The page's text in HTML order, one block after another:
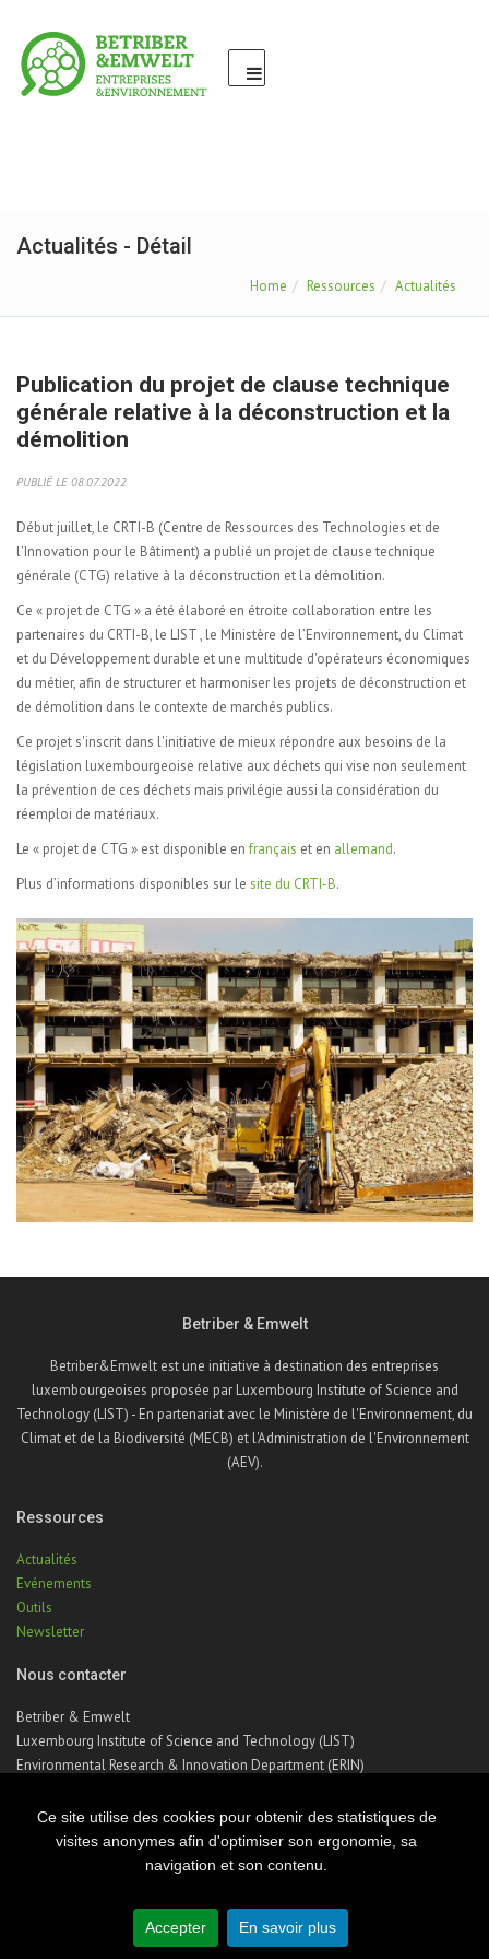
Ce site utilise des cookies pour obtenir des statistiques de
visites anonymes afin d'optimiser son ergonomie, sa
navigation et son contenu.
Accepter En savoir plus
Actualités - Détail
Home Ressources Actualités
Publication du projet de clause technique
générale relative à la déconstruction et la
démolition
PUBLIÉ LE 08.07.2022
Début juillet, le CRTI-B (Centre de Ressources des Technologies et de
l'Innovation pour le Bâtiment) a publié un projet de clause technique
générale (CTG) relative à la déconstruction et la démolition.
Ce « projet de CTG » a été élaboré en étroite collaboration entre les
partenaires du CRTI-B, le LIST , le Ministère de l’Environnement, du Climat
et du Développement durable et une multitude d'opérateurs économiques
du métier, afin de structurer et harmoniser les projets de déconstruction et
de démolition dans le contexte de marchés publics.
Ce projet s'inscrit dans l'initiative de mieux répondre aux besoins de la
législation luxembourgeoise relative aux déchets qui vise non seulement
la prévention de ces déchets mais privilégie aussi la considération du
réemploi de matériaux.
Le « projet de CTG » est disponible enfrançais et en allemand.
Plus d’informations disponibles sur le site du CRTI-B.
Betriber & Emwelt
Betriber&Emwelt est une initiative à destination des entreprises
luxembourgeoises proposée par Luxembourg Institute of Science and
Technology (LIST) - En partenariat avec le Ministère de l'Environnement, du
Climat et de la Biodiversité (MECB) et l'Administration de l'Environnement
(AEV).
Ressources
Actualités
Evénements
Outils
Newsletter
Nous contacter
Betriber & Emwelt
Luxembourg Institute of Science and Technology (LIST)
Environmental Research & Innovation Department (ERIN)
Téléphone : +352 275 888 – 1
Email :betriber-emwelt@list.lu
© Copyright 2026 Luxembourg Institute of Science & Technology - LIST
Site map
Legal notice